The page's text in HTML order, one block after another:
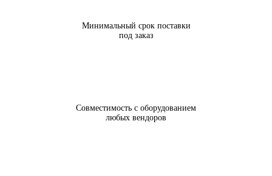
Минимальный срок поставки
под заказ
Совместимость с оборудованием
любых вендоров